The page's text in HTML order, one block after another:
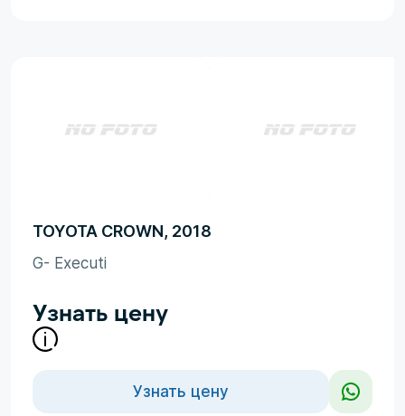
TOYOTA CROWN, 2018
G- Executi
Узнать цену
Узнать цену